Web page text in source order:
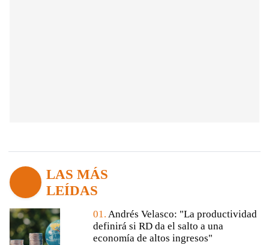
LAS MÁS
LEÍDAS
01. Andrés Velasco: "La productividad
definirá si RD da el salto a una
economía de altos ingresos"